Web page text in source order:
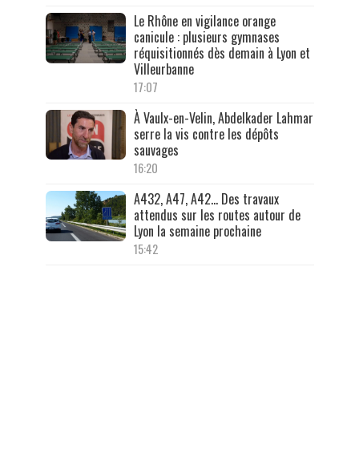
Le Rhône en vigilance orange
canicule : plusieurs gymnases
réquisitionnés dès demain à Lyon et
Villeurbanne
17:07
À Vaulx-en-Velin, Abdelkader Lahmar
serre la vis contre les dépôts
sauvages
16:20
A432, A47, A42… Des travaux
attendus sur les routes autour de
Lyon la semaine prochaine
15:42